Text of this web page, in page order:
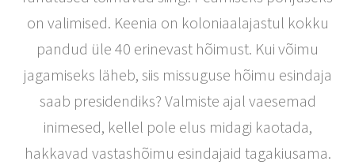
on valimised. Keenia on koloniaalajastul kokku
pandud üle 40 erinevast hõimust. Kui võimu
jagamiseks läheb, siis missuguse hõimu esindaja
saab presidendiks? Valmiste ajal vaesemad
inimesed, kellel pole elus midagi kaotada,
hakkavad vastashõimu esindajaid tagakiusama.